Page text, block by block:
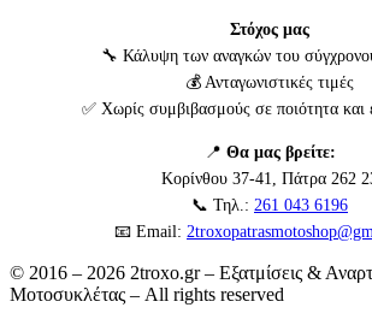
Στόχος μας
🔧 Κάλυψη των αναγκών του
💰 Ανταγωνιστικές τιμές
✅ Χωρίς συμβιβασμούς σε ποιότητα και
📍 Θα μας βρείτε:
Κορίνθου 37-41, Πάτρα 262
📞 Τηλ.: 261 043 6196
📧 Email:
© 2016 – 2026 2troxo.gr – Εξατμίσεις &
Μοτοσυκλέτας – All rights reserved